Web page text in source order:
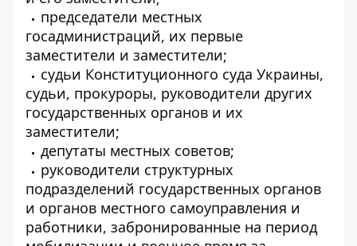
председатели местных
госадминистраций, их первые
заместители и заместители;
судьи Конституционного суда Украины,
судьи, прокуроры, руководители других
государственных органов и их
заместители;
депутаты местных советов;
руководители структурных
подразделений государственных органов
и органов местного самоуправления и
работники, забронированные на период